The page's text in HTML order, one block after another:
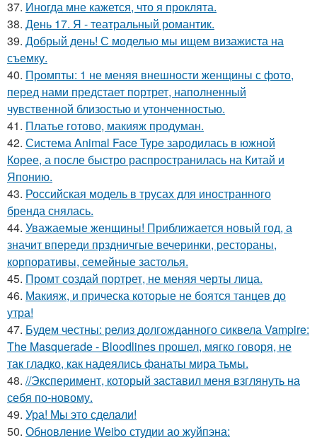
37. Иногда мне кажется, что я проклята.
38. День 17. Я - театральный романтик.
39. Добрый день! С моделью мы ищем визажиста на
съемку.
40. Промпты: 1 не меняя внешности женщины с фото,
перед нами предстает портрет, наполненный
чувственной близостью и утонченностью.
41. Платье готово, макияж продуман.
42. Система Animal Face Type зародилась в южной
Корее, а после быстро распространилась на Китай и
Японию.
43. Российская модель в трусах для иностранного
бренда снялась.
44. Уважаемые женщины! Приближается новый год, а
значит впереди прздничгые вечеринки, рестораны,
корпоративы, семейные застолья.
45. Промт создай портрет, не меняя черты лица.
46. Макияж, и прическа которые не боятся танцев до
утра!
47. Будем честны: релиз долгожданного сиквела Vampire:
The Masquerade - Bloodlines прошел, мягко говоря, не
так гладко, как надеялись фанаты мира тьмы.
48. //Эксперимент, который заставил меня взглянуть на
себя по-новому.
49. Ура! Мы это сделали!
50. Обновление Weibo студии ао жуйпэна: